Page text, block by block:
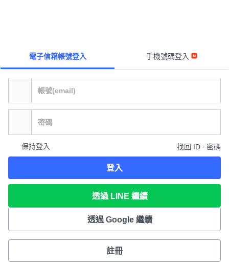
電子信箱帳號登入 手機號碼登入
保持登入 找回 ID ∙ 密碼
登入
透過 LINE 繼續
透過 Google 繼續
註冊